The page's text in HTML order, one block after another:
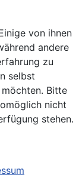
von ihnen
andere
zu
selbst
Bitte
nicht
stehen.